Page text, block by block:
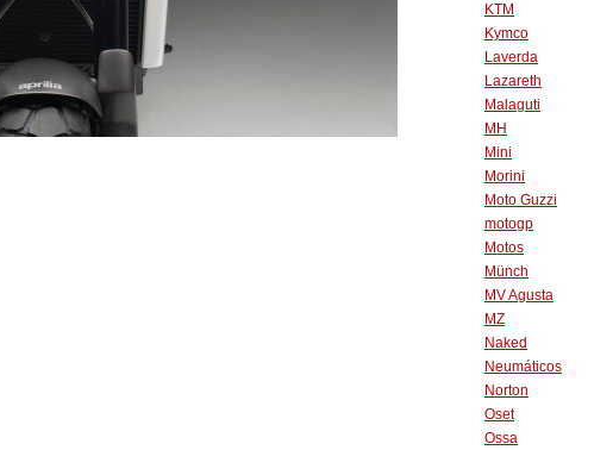
KTM
Kymco
Laverda
Lazareth
Malaguti
MH
Mini
Morini
Moto Guzzi
motogp
Motos
Münch
MV Agusta
MZ
Naked
Neumáticos
Norton
Oset
Ossa